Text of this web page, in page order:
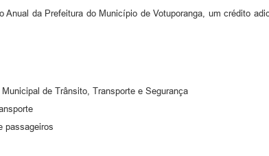
Anual da Prefeitura do Município de Votuporanga, um crédito
de Trânsito, Transporte e Segurança
passageiros